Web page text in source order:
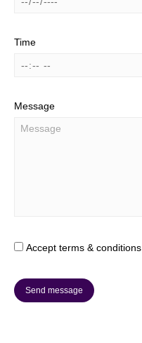
Time
Message
Accept terms & conditions
Send message